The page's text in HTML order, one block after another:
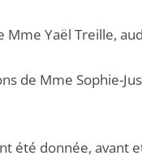
Mme Yaël Treille,
de Mme Sophie-
été donnée, avant